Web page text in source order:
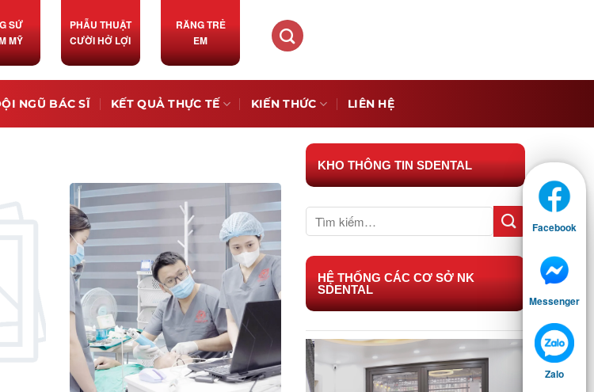
SỨ
MỸ
PHẪU THUẬT
CƯỜI HỞ LỢI
RĂNG TRẺ
EM
NGŨ BÁC SĨ KẾT QUẢ THỰC TẾ KIẾN THỨC LIÊN HỆ
KHO THÔNG TIN SDENTAL
HỆ THỐNG CÁC CƠ SỞ NK
SDENTAL
Facebook
Messenger
Zalo